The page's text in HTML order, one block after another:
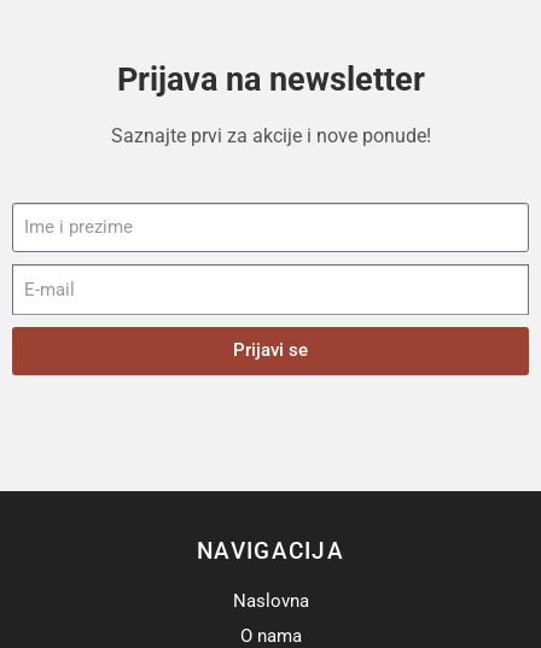
Prijava na newsletter
Saznajte prvi za akcije i nove ponude!
Prijavi se
NAVIGACIJA
Naslovna
O nama